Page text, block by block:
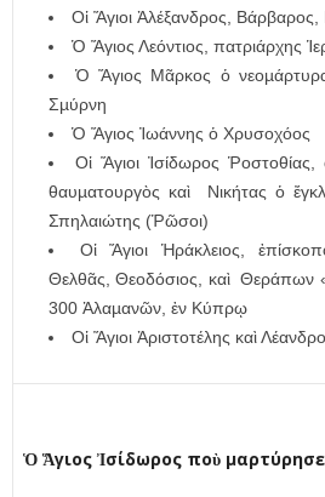
Οἱ Ἅγιοι Ἀλέξανδρος,
Ὁ Ἅγιος Λεόντιος, πατριάρχης
Ὁ Ἅγιος Μᾶρκος ὁ
Σµύρνη
Ὁ Ἅγιος Ἰωάννης ὁ Χρυσοχόος
Οἱ Ἅγιοι Ἰσίδωρος
θαυµατουργὸς καὶ Νικήτας ὁ
Σπηλαιώτης (Ῥῶσοι)
Οἱ Ἅγιοι Ἡράκλειος,
Θελθᾶς, Θεοδόσιος, καὶ Θεράπων
300 Ἀλαµανῶν, ἐν Κύπρῳ
Οἱ Ἅγιοι Ἀριστοτέλης καὶ
Ὁ Ἅγιος Ἰσίδωρος ποὺ